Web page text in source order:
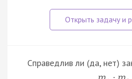
Справедлив ли (да, нет)